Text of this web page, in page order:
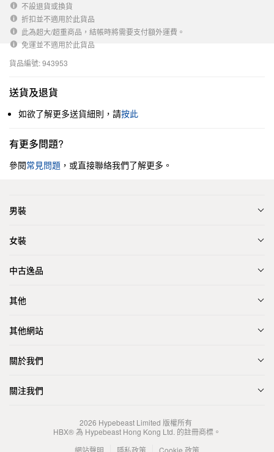
不設退貨或換貨
折扣並不適用於此貨品
此為超大/超重商品，結帳時將需要支付額外運費。
免運並不適用於此貨品
貨品編號: 943953
送貨及退貨
如欲了解更多送貨細則，請按此
有更多問題?
參閱常見問題 ，或直接聯絡我們了解更多。
男裝
女裝
中古逸品
其他
其他網站
關於我們
關注我們
2026 Hypebeast Limited 版權所有
HBX® 為 Hypebeast Hong Kong Ltd. 的註冊商標。
網站聲明
隱私政策 Cookie 政策